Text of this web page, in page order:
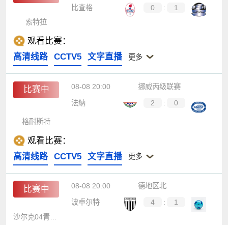
比查格
0 :
1
索特拉
观看比赛：
高清线路
CCTV5 文字直播 更多
比赛中 08-08 20:00
挪威丙级联赛
法納
2 : 0
格耐斯特
观看比赛：
高清线路
CCTV5 文字直播 更多
比赛中 08-08 20:00
德地区北
波卓尔特
4 :
1